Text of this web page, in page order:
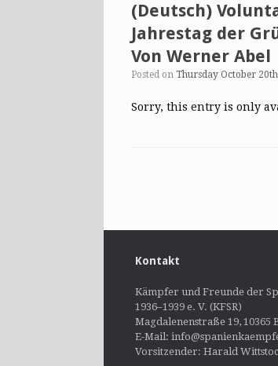
(Deutsch)
Jahrestag der
Von Werner Abel
Posted on Thursday October
Sorry, this entry is only
Kontakt
Kämpfer und Freunde der
1936–1939 e. V. (KFSR)
Magdalenenstraße 19, 10365
E-Mail:
Vorsitzender: Harald